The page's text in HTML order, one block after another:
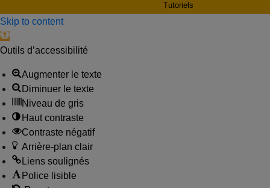
Tutoriels
Skip to content
Open toolbar
Outils d’accessibilité
Augmenter le texte
Diminuer le texte
Niveau de gris
Haut contraste
Contraste négatif
Arrière-plan clair
Liens soulignés
Police lisible